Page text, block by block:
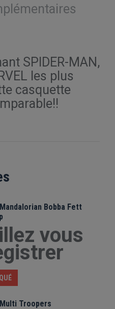
SPIDER-MAN,
les plus
casquette
Bobba Fett
vous
Troopers